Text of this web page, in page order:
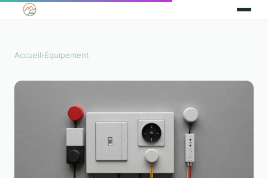
Accueil›Équipement